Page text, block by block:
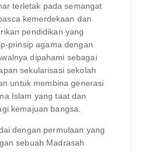
terletak pada semangat
kemerdekaan dan
pendidikan yang
prinsip agama dengan
dipahami sebagai
sekularisasi sekolah
untuk membina generasi
Islam yang taat dan
kemajuan bangsa.
dengan permulaan yang
sebuah Madrasah